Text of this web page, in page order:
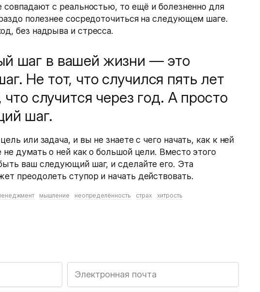
совпадают с реальностью, то ещё и болезненно для
полезнее сосредоточиться на следующем шаге.
без надрыва и стресса.
шаг в вашей жизни — это
Не тот, что случился пять лет
что случится через год. А просто
шаг.
или задача, и вы не знаете с чего начать, как к ней
не думать о ней как о большой цели. Вместо этого
ваш следующий шаг, и сделайте его. Эта
преодолеть ступор и начать действовать.
мышление неопределённость страх хитрость